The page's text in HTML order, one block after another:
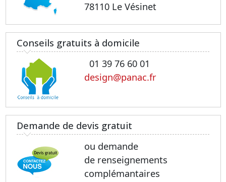
78110 Le Vésinet
Conseils gratuits à domicile
01 39 76 60 01
design@panac.fr
Demande de devis gratuit
ou demande
de renseignements
complémantaires